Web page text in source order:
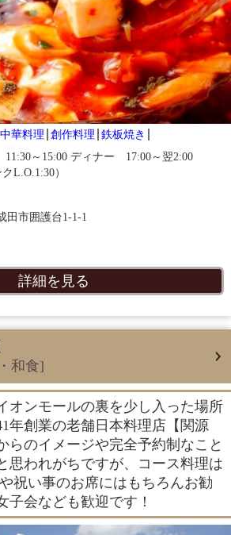
中華料理 創作料理 鉄板焼き
～15:00 ディナー 17:00～翌2:00
L.O.1:30）
田市囲護台1-1-1
詳細を見る
和食]
オンモールの裏を少し入った場所
年創業の老舗日本料理店【関源
らのイメージや完全予約制なこと
思われがちですが、コース料理は
祝い事のお席にはもちろんお勧
子会なども歓迎です！